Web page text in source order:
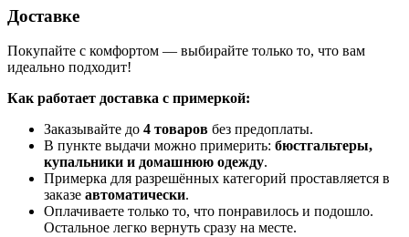
Доставке
Покупайте с комфортом — выбирайте только то, что вам
идеально подходит!
Как работает доставка с примеркой:
Заказывайте до 4 товаров без предоплаты.
В пункте выдачи можно примерить: бюстгальтеры,
купальники и домашнюю одежду.
Примерка для разрешённых категорий проставляется в
заказе автоматически.
Оплачиваете только то, что понравилось и подошло.
Остальное легко вернуть сразу на месте.